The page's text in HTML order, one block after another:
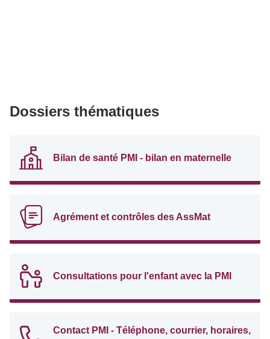
Dossiers thématiques
Bilan de santé PMI - bilan en maternelle
Agrément et contrôles des AssMat
Consultations pour l'enfant avec la PMI
Contact PMI - Téléphone, courrier, horaires,